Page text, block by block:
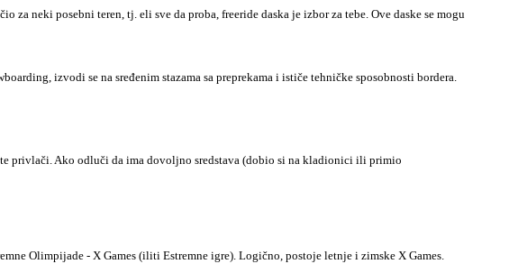
posebni teren, tj. eli sve da proba, freeride daska je izbor za tebe. Ove daske se mogu
izvodi se na sređenim stazama sa preprekama i ističe tehničke sposobnosti bordera.
privlači. Ako odluči da ima dovoljno sredstava (dobio si na kladionici ili primio
Olimpijade - X Games (iliti Estremne igre). Logično, postoje letnje i zimske X Games.